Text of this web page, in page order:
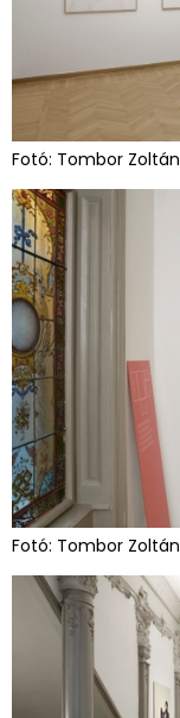
Fotó: Tombor Zoltán
Fotó: Tombor Zoltán